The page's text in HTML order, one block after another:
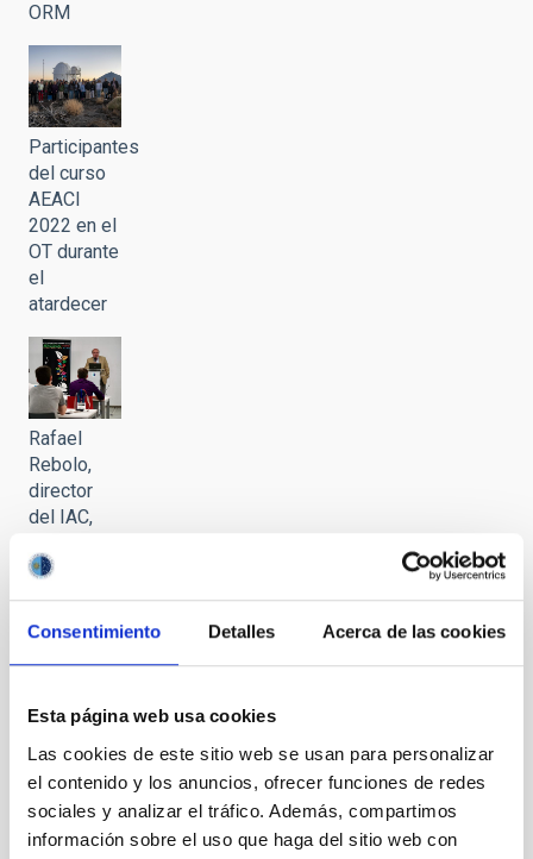
Consentimiento Detalles Acerca de las cookies
Esta página web usa cookies
Las cookies de este sitio web se usan para personalizar
el contenido y los anuncios, ofrecer funciones de redes
sociales y analizar el tráfico. Además, compartimos
información sobre el uso que haga del sitio web con
ORM
Participantes
del curso
AEACI
2022 en el
OT durante
el
atardecer
Rafael
Rebolo,
director
del IAC,
presentación
de la
AEACI
Sala
IACTEC
con los